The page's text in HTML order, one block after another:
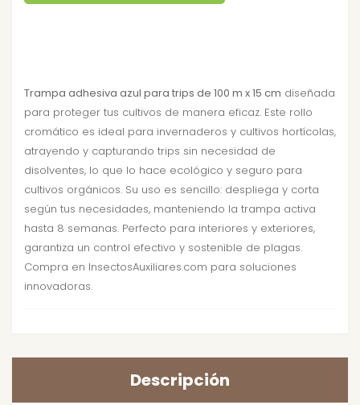
Trampa adhesiva azul para trips de 100 m x 15 cm diseñada
para proteger tus cultivos de manera eficaz. Este rollo
cromático es ideal para invernaderos y cultivos hortícolas,
atrayendo y capturando trips sin necesidad de
disolventes, lo que lo hace ecológico y seguro para
cultivos orgánicos. Su uso es sencillo: despliega y corta
según tus necesidades, manteniendo la trampa activa
hasta 8 semanas. Perfecto para interiores y exteriores,
garantiza un control efectivo y sostenible de plagas.
Compra en InsectosAuxiliares.com para soluciones
innovadoras.
Descripción